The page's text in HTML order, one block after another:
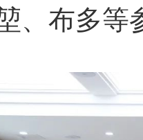
、布多等